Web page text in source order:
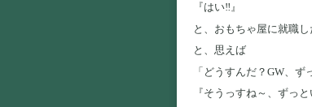
『はい‼』
と、おもちゃ屋に就職し
と、思えば
「どうすんだ？GW、ず
『そうっすね～、ずっ